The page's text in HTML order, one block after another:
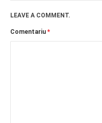
LEAVE A COMMENT.
Comentariu *